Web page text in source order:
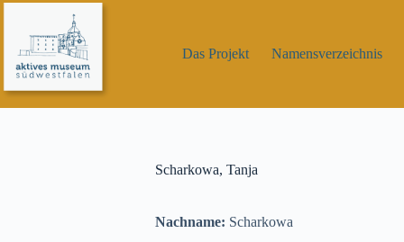
Zum
springen
Das Projekt
Namensverzeichnis
Scharkowa, Tanja
Nachname: Scharkowa